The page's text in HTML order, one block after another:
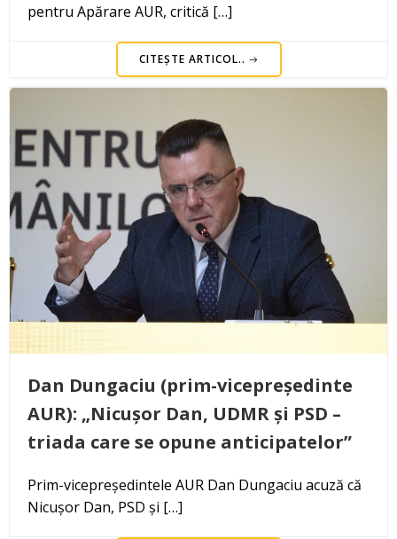
pentru Apărare AUR, critică […]
CITEȘTE ARTICOL..
Dan Dungaciu (prim-vicepreședinte
AUR): „Nicușor Dan, UDMR și PSD –
triada care se opune anticipatelor”
Prim-vicepreședintele AUR Dan Dungaciu acuză că
Nicușor Dan, PSD și […]